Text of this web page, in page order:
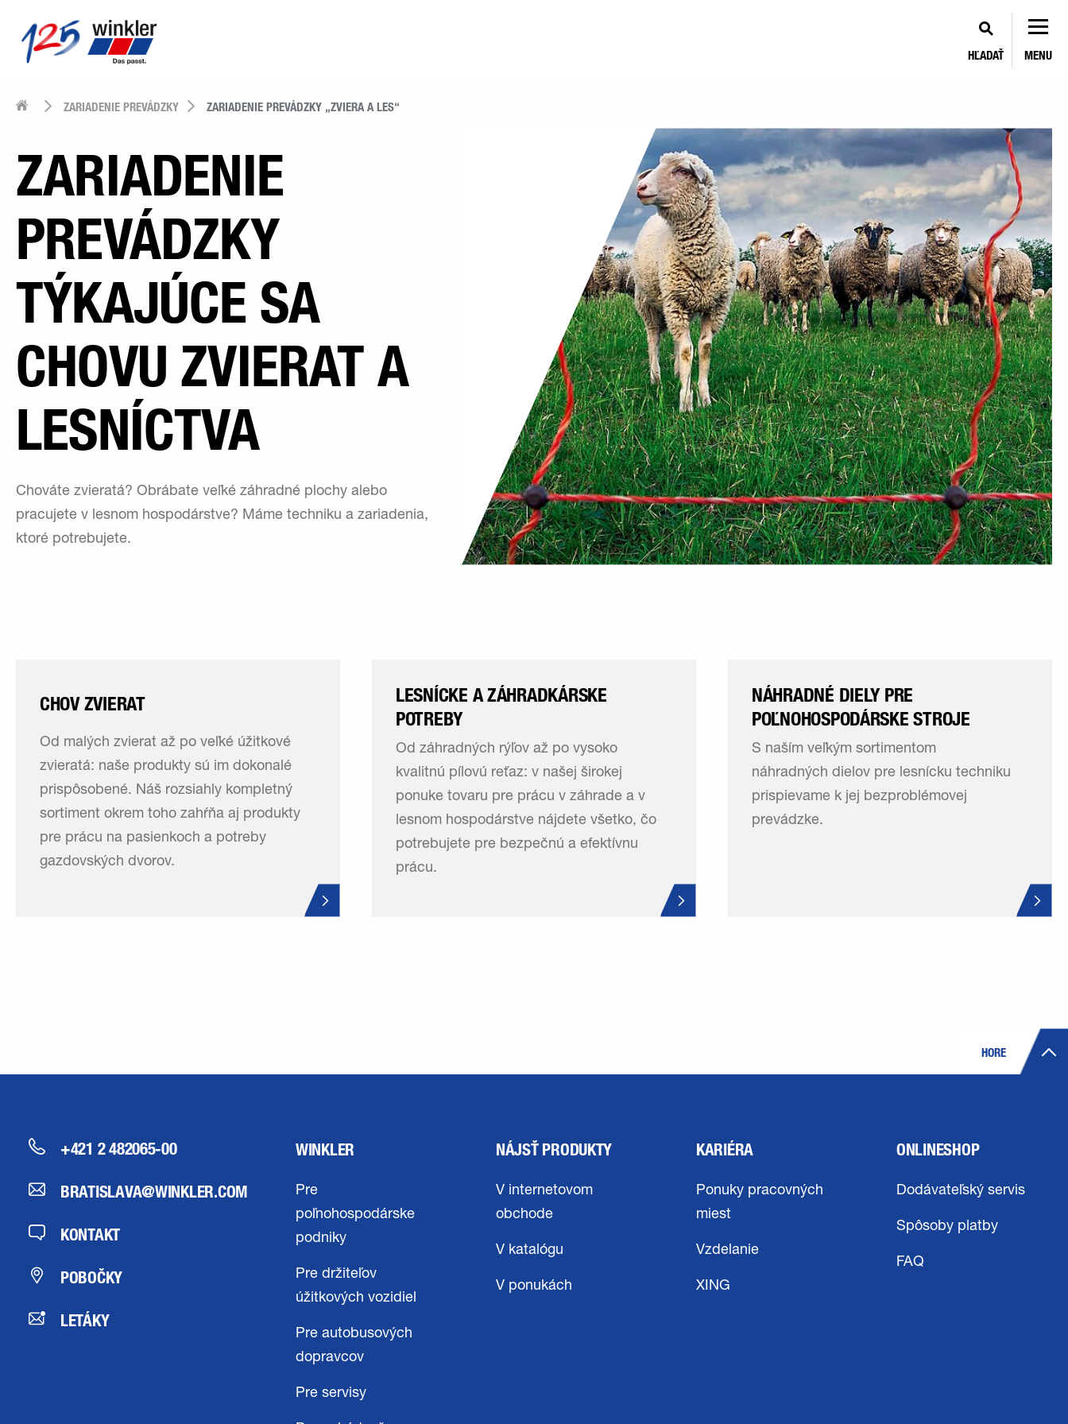
HĽADAŤ MENU
ZARIADENIE PREVÁDZKY ZARIADENIE PREVÁDZKY „ZVIERA A LES“
ZARIADENIE
PREVÁDZKY
TÝKAJÚCE SA
CHOVU ZVIERAT A
LESNÍCTVA
Chováte zvieratá? Obrábate veľké záhradné plochy alebo
pracujete v lesnom hospodárstve? Máme techniku a zariadenia,
ktoré potrebujete.
CHOV ZVIERAT
Od malých zvierat až po veľké úžitkové
zvieratá: naše produkty sú im dokonalé
prispôsobené. Náš rozsiahly kompletný
sortiment okrem toho zahŕňa aj produkty
pre prácu na pasienkoch a potreby
gazdovských dvorov.
LESNÍCKE A ZÁHRADKÁRSKE
POTREBY
Od záhradných rýľov až po vysoko
kvalitnú pílovú reťaz: v našej širokej
ponuke tovaru pre prácu v záhrade a v
lesnom hospodárstve nájdete všetko, čo
potrebujete pre bezpečnú a efektívnu
prácu.
NÁHRADNÉ DIELY PRE
POĽNOHOSPODÁRSKE STROJE
S naším veľkým sortimentom
náhradných dielov pre lesnícku techniku
prispievame k jej bezproblémovej
prevádzke.
HORE
+421 2 482065-00
BRATISLAVA@WINKLER.COM
KONTAKT
POBOČKY
LETÁKY
WINKLER
Pre
poľnohospodárske
podniky
Pre držiteľov
úžitkových vozidiel
Pre autobusových
dopravcov
Pre servisy
NÁJSŤ PRODUKTY
V internetovom
obchode
V katalógu
V ponukách
KARIÉRA
Ponuky pracovných
miest
Vzdelanie
XING
ONLINESHOP
Dodávateľský servis
Spôsoby platby
FAQ